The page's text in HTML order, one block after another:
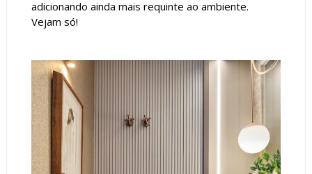
adicionando ainda mais requinte ao ambiente.
Vejam só!